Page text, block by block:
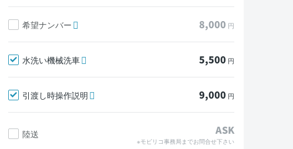
希望ナンバー 8,000 円
水洗い機械洗車 5,500 円
引渡し時操作説明 9,000 円
陸送 ASK
※モビリコ事務局までお問合せ下さい